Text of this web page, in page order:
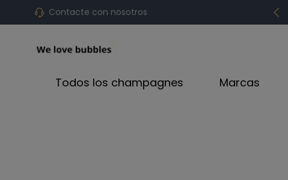
Contacte con nosotros
Todos los champagnes Marcas